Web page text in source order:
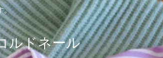
。
ルドネール